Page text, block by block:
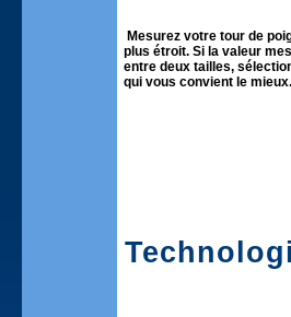
Mesurez votre tour de
plus étroit. Si la valeur
entre deux tailles,
qui vous convient le mieux.